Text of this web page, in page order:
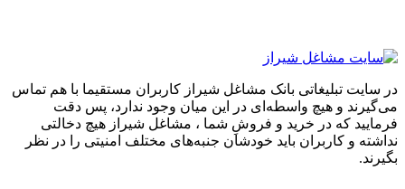
در سایت تبلیغاتی بانک مشاغل شیراز کاربران مستقیما با هم تماس
می‌گیرند و هیچ واسطه‌ای در این میان وجود ندارد، پس دقت
فرمایید که در خرید و فروشِ شما ، مشاغل شیراز هیچ دخالتی
نداشته و کاربران باید خودشان جنبه‌های مختلف امنیتی را در نظر
بگیرند.